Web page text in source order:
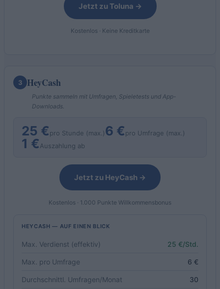
Jetzt zu Toluna →
Kostenlos · Keine Kreditkarte
3 HeyCash
Punkte sammeln mit Umfragen, Spieletests und App-
Downloads.
25 €pro Stunde (max.)6 €pro Umfrage (max.)
1 €Auszahlung ab
Jetzt zu HeyCash →
Kostenlos · 1.000 Punkte Willkommensbonus
HEYCASH — AUF EINEN BLICK
Max. Verdienst (effektiv) 25 €/Std.
Max. pro Umfrage 6 €
Durchschnittl. Umfragen/Monat 30